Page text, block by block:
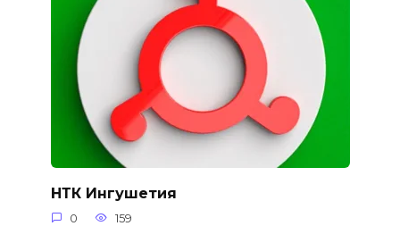
НТК Ингушетия
0 159